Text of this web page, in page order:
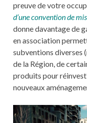
preuve de votre
d’une convention de
donne davantage de
en association
subventions diverses
de la Région, de
produits pour
nouveaux